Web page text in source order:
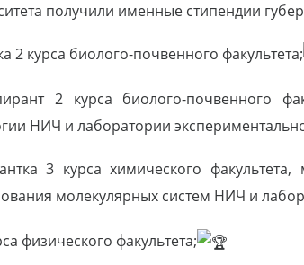
получили именные стипендии
2 курса биолого-почвенного факультета;
2 курса биолого-почвенного
НИЧ и лаборатории
3 курса химического
молекулярных систем НИЧ и
физического факультета;